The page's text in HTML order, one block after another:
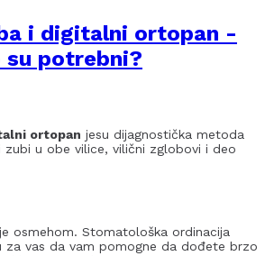
i digitalni ortopan -
su potrebni?
ortopan jesu dijagnostička metoda
zubi u obe vilice, vilični zglobovi i deo
osmehom. Stomatološka ordinacija
za vas da vam pomogne da dođete brzo